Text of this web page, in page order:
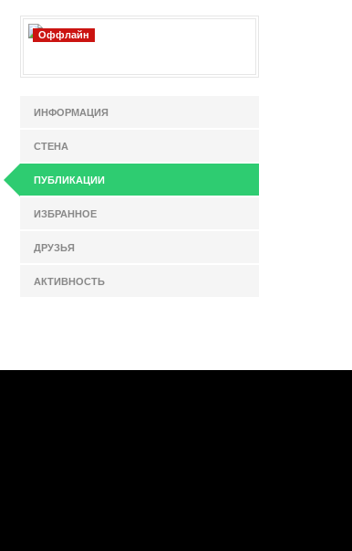
Оффлайн
ИНФОРМАЦИЯ
СТЕНА
ПУБЛИКАЦИИ
ИЗБРАННОЕ
ДРУЗЬЯ
АКТИВНОСТЬ